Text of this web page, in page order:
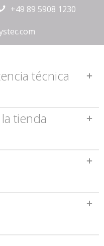
+49 89 5908 1230
técnica
tienda